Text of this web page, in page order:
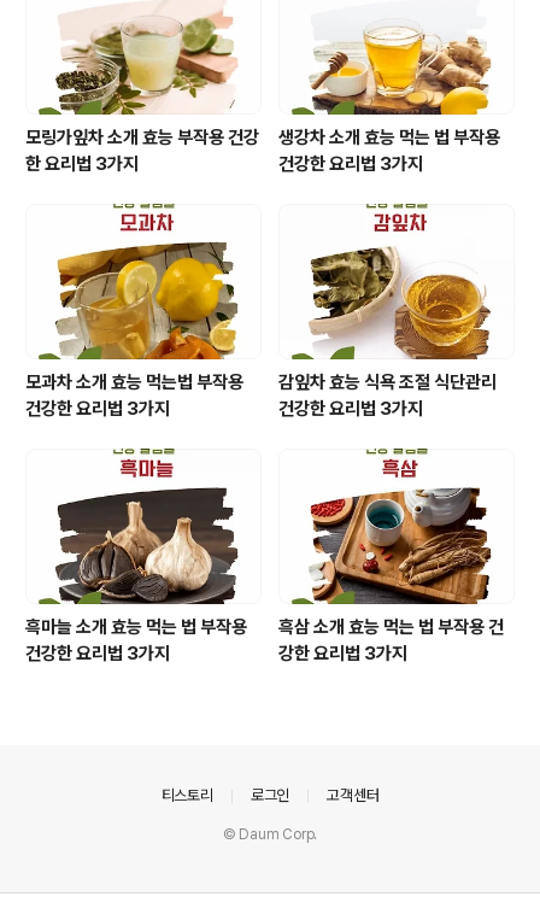
모링가잎차 소개 효능 부작용 건강
한 요리법 3가지
생강차 소개 효능 먹는 법 부작용
건강한 요리법 3가지
모과차 소개 효능 먹는법 부작용
건강한 요리법 3가지
감잎차 효능 식욕 조절 식단관리
건강한 요리법 3가지
흑마늘 소개 효능 먹는 법 부작용
건강한 요리법 3가지
흑삼 소개 효능 먹는 법 부작용 건
강한 요리법 3가지
티스토리 로그인 고객센터
© Daum Corp.